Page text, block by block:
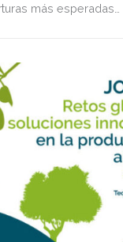
más esperadas